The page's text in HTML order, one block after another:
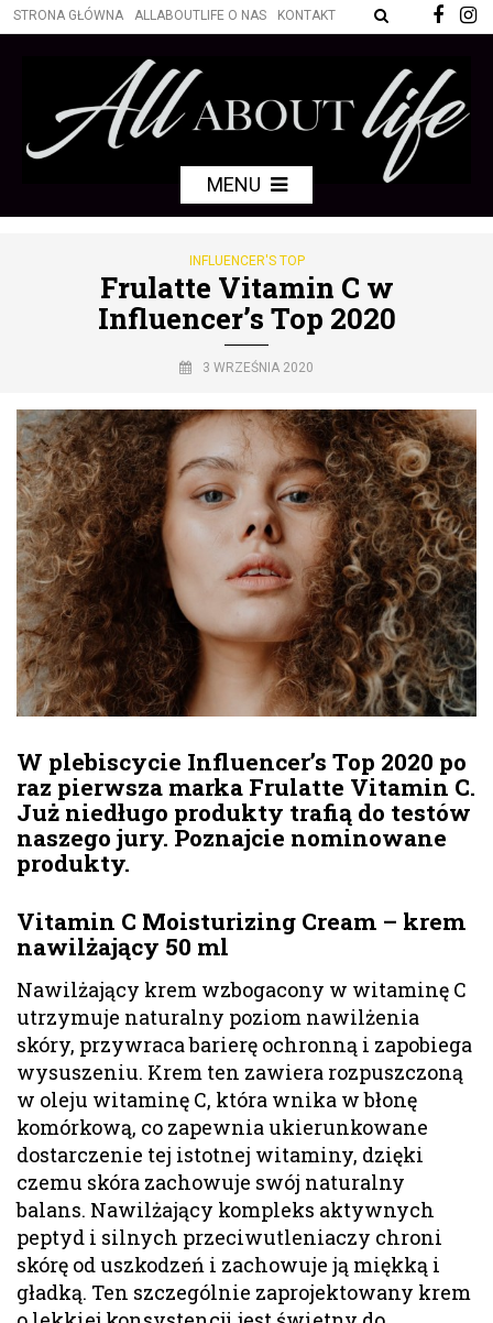
STRONA GŁÓWNA ALLABOUTLIFE O NAS KONTAKT
MENU
INFLUENCER'S TOP
Frulatte Vitamin C w
Influencer’s Top 2020
3 WRZEŚNIA 2020
W plebiscycie Influencer’s Top 2020 po
raz pierwsza marka Frulatte Vitamin C.
Już niedługo produkty trafią do testów
naszego jury. Poznajcie nominowane
produkty.
Vitamin C Moisturizing Cream – krem
nawilżający 50 ml
Nawilżający krem wzbogacony w witaminę C
utrzymuje naturalny poziom nawilżenia
skóry, przywraca barierę ochronną i zapobiega
wysuszeniu. Krem ten zawiera rozpuszczoną
w oleju witaminę C, która wnika w błonę
komórkową, co zapewnia ukierunkowane
dostarczenie tej istotnej witaminy, dzięki
czemu skóra zachowuje swój naturalny
balans. Nawilżający kompleks aktywnych
peptyd i silnych przeciwutleniaczy chroni
skórę od uszkodzeń i zachowuje ją miękką i
gładką. Ten szczególnie zaprojektowany krem